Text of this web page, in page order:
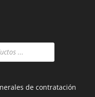
de contratación